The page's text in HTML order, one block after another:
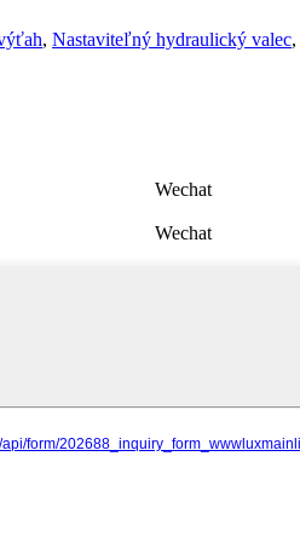
, Nastaviteľný hydraulický valec,
Wechat
Wechat